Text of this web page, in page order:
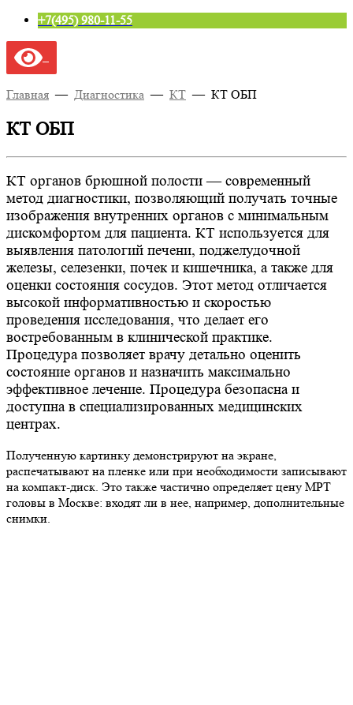
+7(495) 980-11-55
Главная — Диагностика — КТ — КТ ОБП
КТ ОБП
КТ органов брюшной полости — современный
метод диагностики, позволяющий получать точные
изображения внутренних органов с минимальным
дискомфортом для пациента. КТ используется для
выявления патологий печени, поджелудочной
железы, селезенки, почек и кишечника, а также для
оценки состояния сосудов. Этот метод отличается
высокой информативностью и скоростью
проведения исследования, что делает его
востребованным в клинической практике.
Процедура позволяет врачу детально оценить
состояние органов и назначить максимально
эффективное лечение. Процедура безопасна и
доступна в специализированных медицинских
центрах.
Полученную картинку демонстрируют на экране,
распечатывают на пленке или при необходимости записывают
на компакт-диск. Это также частично определяет цену МРТ
головы в Москве: входят ли в нее, например, дополнительные
снимки.